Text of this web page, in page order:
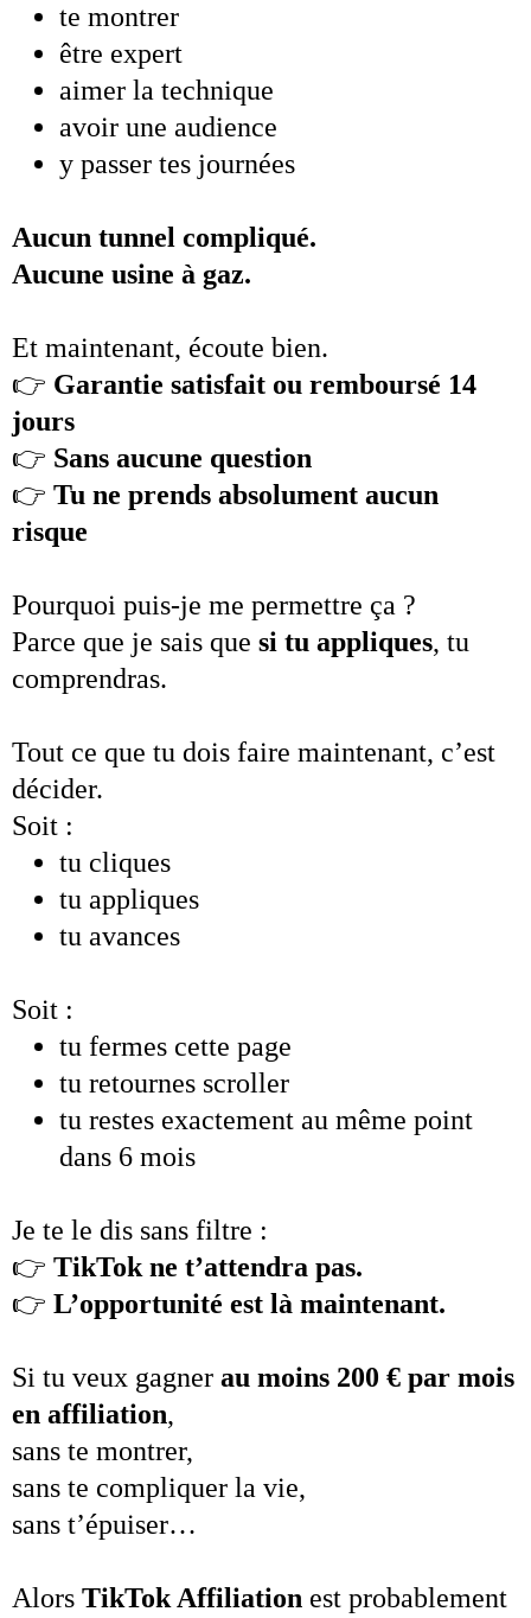
te montrer
être expert
aimer la technique
avoir une audience
y passer tes journées
Aucun tunnel compliqué.
Aucune usine à gaz.
Et maintenant, écoute bien.
👉 Garantie satisfait ou remboursé 14
jours
👉 Sans aucune question
👉 Tu ne prends absolument aucun
risque
Pourquoi puis-je me permettre ça ?
Parce que je sais que si tu appliques, tu
comprendras.
Tout ce que tu dois faire maintenant, c’est
décider.
Soit :
tu cliques
tu appliques
tu avances
Soit :
tu fermes cette page
tu retournes scroller
tu restes exactement au même point
dans 6 mois
Je te le dis sans filtre :
👉 TikTok ne t’attendra pas.
👉 L’opportunité est là maintenant.
Si tu veux gagner au moins 200 € par mois
en affiliation,
sans te montrer,
sans te compliquer la vie,
sans t’épuiser…
Alors TikTok Affiliation est probablement